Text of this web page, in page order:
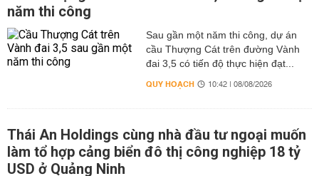
năm thi công
Sau gần một năm thi công, dự án
cầu Thượng Cát trên đường Vành
đai 3,5 có tiến độ thực hiện đạt...
QUY HOẠCH 10:42 | 08/08/2026
Thái An Holdings cùng nhà đầu tư ngoại muốn
làm tổ hợp cảng biển đô thị công nghiệp 18 tỷ
USD ở Quảng Ninh